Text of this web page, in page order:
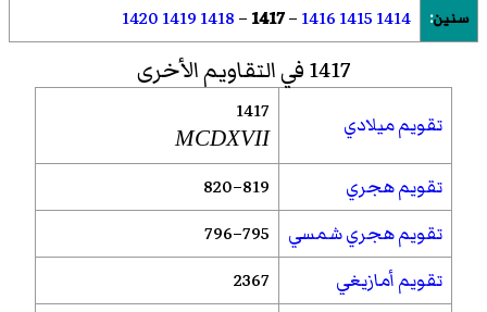
سنين:
1414
1415
1416
–
1417
–
1418
1419
1420
1417 في التقاويم الأخرى
تقويم ميلادي 1417
MCDXVII
تقويم هجري
819–820
تقويم هجري شمسي
795–796
تقويم أمازيغي
2367